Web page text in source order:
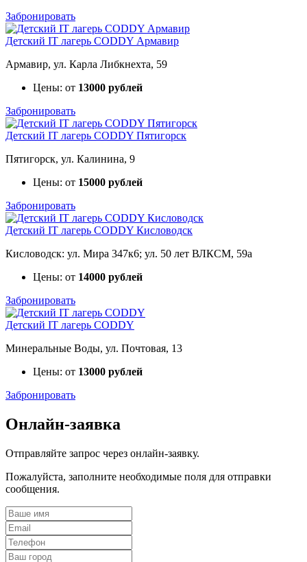
Забронировать
Детский IT лагерь CODDY Армавир
Армавир, ул. Карла Либкнехта, 59
Цены: от 13000 рублей
Забронировать
Детский IT лагерь CODDY Пятигорск
Пятигорск, ул. Калинина, 9
Цены: от 15000 рублей
Забронировать
Детский IT лагерь CODDY Кисловодск
Кисловодск: ул. Мира 347к6; ул. 50 лет ВЛКСМ, 59а
Цены: от 14000 рублей
Забронировать
Детский IT лагерь CODDY
Минеральные Воды, ул. Почтовая, 13
Цены: от 13000 рублей
Забронировать
Онлайн-заявка
Отправляйте запрос через онлайн-заявку.
Пожалуйста, заполните необходимые поля для отправки
сообщения.